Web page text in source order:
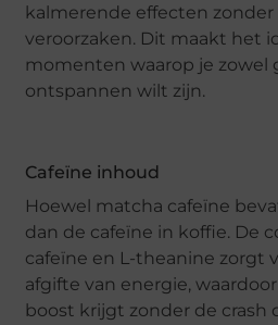
kalmerende effecten
veroorzaken. Dit maakt het
momenten waarop je zowel
ontspannen wilt zijn.
Cafeïne inhoud
Hoewel matcha cafeïne
dan de cafeïne in koffie. De
cafeïne en L-theanine zorgt
afgifte van energie,
boost krijgt zonder de crash